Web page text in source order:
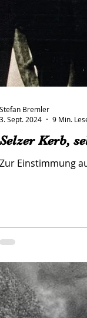
Selzer Kerb,
Zur Einstimmung
Stefan Bremler
3. Sept. 2024
9 Min.